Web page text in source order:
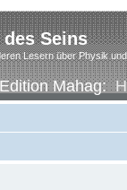
Seins
Lesern über Physik
Edition Mahag: